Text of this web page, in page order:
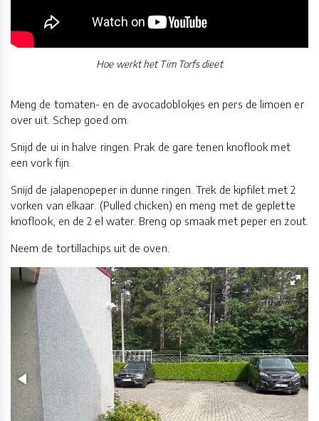
Hoe werkt het Tim Torfs dieet
Meng de tomaten- en de avocadoblokjes en pers de limoen er
over uit. Schep goed om.
Snijd de ui in halve ringen. Prak de gare tenen knoflook met
een vork fijn.
Snijd de jalapenopeper in dunne ringen. Trek de kipfilet met 2
vorken van elkaar. (Pulled chicken) en meng met de geplette
knoflook, en de 2 el water. Breng op smaak met peper en zout.
Neem de tortillachips uit de oven.